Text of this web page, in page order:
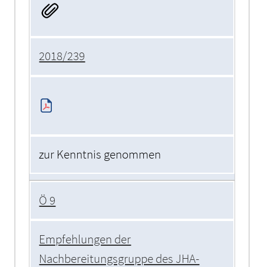
2018/239
zur Kenntnis genommen
Ö 9
Empfehlungen der
Nachbereitungsgruppe des JHA-